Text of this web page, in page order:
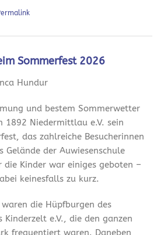
Sommerfest 2026
Hundur
und bestem Sommerwetter
1892 Niedermittlau e.V. sein
das zahlreiche Besucherinnen
Gelände der Auwiesenschule
die Kinder war einiges geboten –
keinesfalls zu kurz.
die Hüpfburgen des
Kinderzelt e.V., die den ganzen
frequentiert waren. Daneben